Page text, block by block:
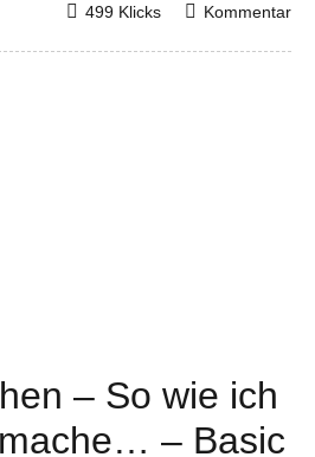
Kommentar
499 Klicks
– So wie ich
– Basic